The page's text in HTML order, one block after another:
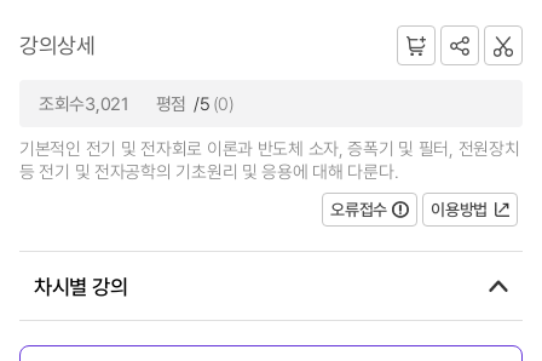
강의상세
조회수3,021 평점 /5 (0)
기본적인 전기 및 전자회로 이론과 반도체 소자, 증폭기 및 필터, 전원장치
등 전기 및 전자공학의 기초원리 및 응용에 대해 다룬다.
오류접수
이용방법
차시별 강의